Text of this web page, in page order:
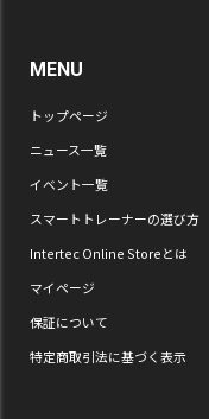
MENU
トップページ
ニュース一覧
イベント一覧
スマートトレーナーの選び方
Intertec Online Storeとは
マイページ
保証について
特定商取引法に基づく表示